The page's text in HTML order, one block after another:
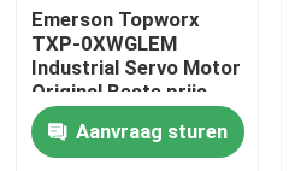
Emerson Topworx
TXP-0XWGLEM
Industrial Servo Motor
Original Beste prijs
Aanvraag sturen